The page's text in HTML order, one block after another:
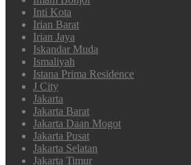
Inti Kota
Irian Barat
Irian Jaya
Iskandar Muda
Ismaliyah
Istana Prima Residence
J City
Jakarta
Jakarta Barat
Jakarta Daan Mogot
Jakarta Pusat
Jakarta Selatan
Jakarta Timur